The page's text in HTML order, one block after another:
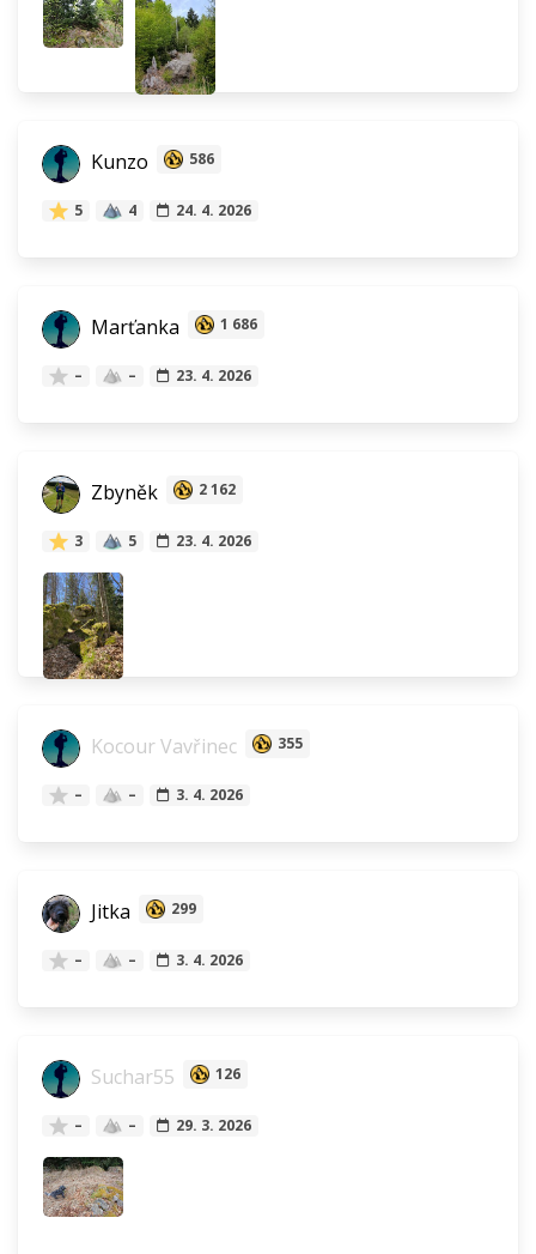
Kunzo 586
5 4 24. 4. 2026
Marťanka 1 686
– – 23. 4. 2026
Zbyněk 2 162
3 5 23. 4. 2026
Kocour Vavřinec 355
– – 3. 4. 2026
Jitka 299
– – 3. 4. 2026
Suchar55 126
– – 29. 3. 2026